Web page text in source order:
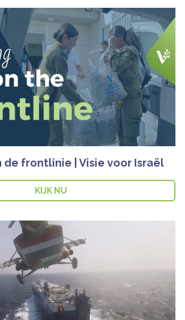
de frontlinie | Visie voor Israël
KIJK NU